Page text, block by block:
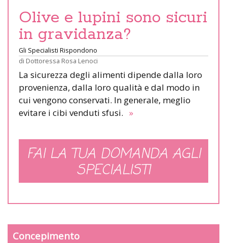
Olive e lupini sono sicuri
in gravidanza?
Gli Specialisti Rispondono
di Dottoressa Rosa Lenoci
La sicurezza degli alimenti dipende dalla loro
provenienza, dalla loro qualità e dal modo in
cui vengono conservati. In generale, meglio
evitare i cibi venduti sfusi. »
FAI LA TUA DOMANDA AGLI
SPECIALISTI
Concepimento